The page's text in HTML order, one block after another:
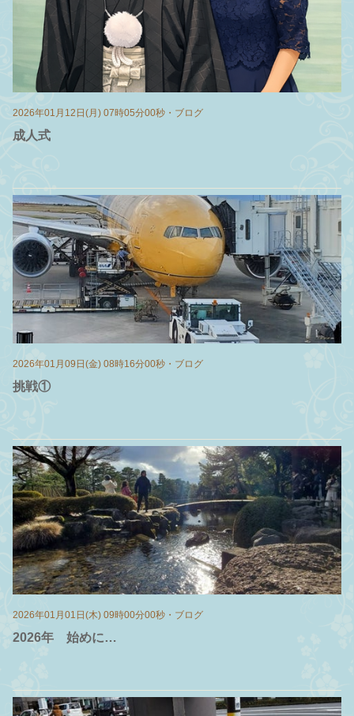
2026年01月12日(月) 07時05分00秒 ・ ブログ
成人式
2026年01月09日(金) 08時16分00秒 ・ ブログ
挑戦①
2026年01月01日(木) 09時00分00秒 ・ ブログ
2026年 始めに…